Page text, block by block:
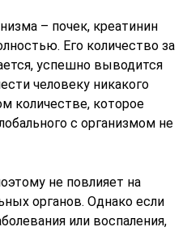
– почек, креатинин
Его количество за
успешно выводится
человеку никакого
количестве, которое
с организмом не
не повлияет на
органов. Однако если
или воспаления,